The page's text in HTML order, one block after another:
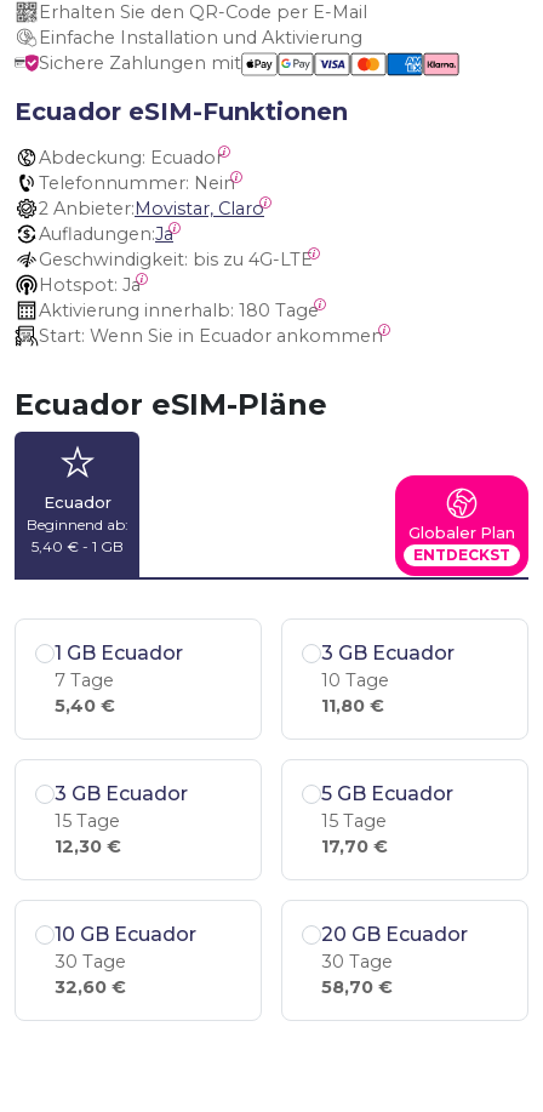
Erhalten Sie den QR-Code per E-Mail
Einfache Installation und Aktivierung
Sichere Zahlungen mit
Ecuador eSIM-Funktionen
Abdeckung: Ecuador
Telefonnummer: Nein
2 Anbieter:Movistar, Claro
Aufladungen:Ja
Geschwindigkeit: bis zu 4G-LTE
Hotspot: Ja
Aktivierung innerhalb: 180 Tage
Start: Wenn Sie in Ecuador ankommen
Ecuador eSIM-Pläne
Ecuador
Beginnend ab:
5,40 € - 1 GB
Globaler Plan
ENTDECKST
1 GB Ecuador
7 Tage
5,40 €
3 GB Ecuador
10 Tage
11,80 €
3 GB Ecuador
15 Tage
12,30 €
5 GB Ecuador
15 Tage
17,70 €
10 GB Ecuador
30 Tage
32,60 €
20 GB Ecuador
30 Tage
58,70 €